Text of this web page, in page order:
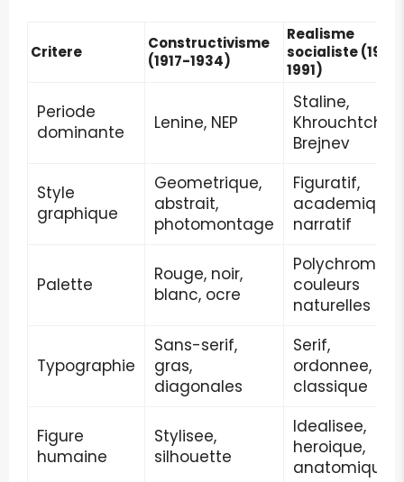
Critere
Constructivisme
(1917-1934)
Realisme
socialiste
1991)
Periode
dominante
Lenine, NEP
Staline,
Khrouchtchev,
Brejnev
Style
graphique
Geometrique,
abstrait,
photomontage
Figuratif,
academique,
narratif
Palette
Rouge, noir,
blanc, ocre
Polychrome,
couleurs
naturelles
Typographie
Sans-serif,
gras,
diagonales
Serif,
ordonnee,
classique
Figure
humaine
Stylisee,
silhouette
Idealisee,
heroique,
anatomique